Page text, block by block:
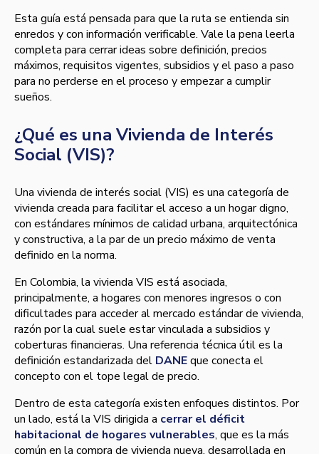
Esta guía está pensada para que la ruta se entienda sin
enredos y con información verificable. Vale la pena leerla
completa para cerrar ideas sobre definición, precios
máximos, requisitos vigentes, subsidios y el paso a paso
para no perderse en el proceso y empezar a cumplir
sueños.
¿Qué es una Vivienda de Interés
Social (VIS)?
Una vivienda de interés social (VIS) es una categoría de
vivienda creada para facilitar el acceso a un hogar digno,
con estándares mínimos de calidad urbana, arquitectónica
y constructiva, a la par de un precio máximo de venta
definido en la norma.
En Colombia, la vivienda VIS está asociada,
principalmente, a hogares con menores ingresos o con
dificultades para acceder al mercado estándar de vivienda,
razón por la cual suele estar vinculada a subsidios y
coberturas financieras. Una referencia técnica útil es la
definición estandarizada del DANEque conecta el
concepto con el tope legal de precio.
Dentro de esta categoría existen enfoques distintos. Por
un lado, está la VIS dirigida a cerrar el déficit
habitacional de hogares vulnerables, que es la más
común en la compra de vivienda nueva, desarrollada en